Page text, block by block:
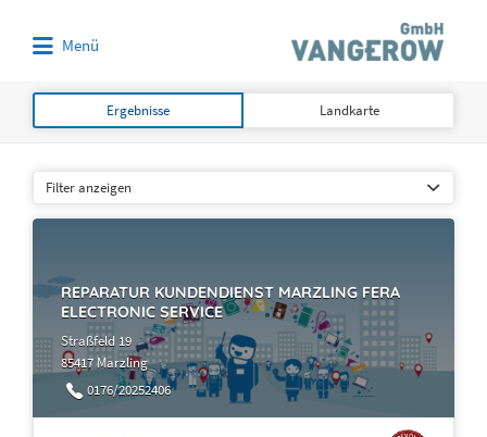
nach:Menü
Ergebnisse Landkarte
Filter anzeigen
REPARATUR KUNDENDIENST MARZLING FERA
ELECTRONIC SERVICE
Straßfeld 19
85417 Marzling
0176/20252406